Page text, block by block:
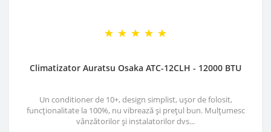
Climatizator Auratsu Osaka ATC-12CLH - 12000 BTU
Un conditioner de 10+, design simplist, ușor de folosit,
funcționalitate la 100%, nu vibrează și prețul bun. Mulțumesc
vânzătorilor și instalatorilor dvs...